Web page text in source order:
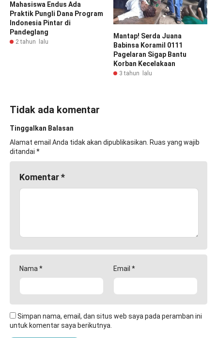
Mahasiswa Endus Ada
Praktik Pungli Dana Program
Indonesia Pintar di
Pandeglang
2 tahun lalu
Mantap! Serda Juana
Babinsa Koramil 0111
Pagelaran Sigap Bantu
Korban Kecelakaan
3 tahun lalu
Tidak ada komentar
Tinggalkan Balasan
Alamat email Anda tidak akan dipublikasikan. Ruas yang wajib
ditandai *
Komentar*
Nama* Email *
Simpan nama, email, dan situs web saya pada peramban ini
untuk komentar saya berikutnya.